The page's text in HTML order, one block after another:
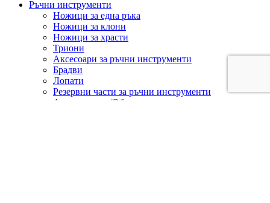
Ръчни инструменти
Ножици за една ръка
Ножици за клони
Ножици за храсти
Триони
Аксесоари за ръчни инструменти
Брадви
Лопати
Резервни части за ръчни инструменти
Ашладисване/Облагородяване